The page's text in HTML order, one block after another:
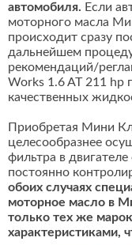
автомобиля. Если
моторного масла
происходит сразу
дальнейшем
рекомендаций/
Works 1.6 AT 211 hp
качественных
Приобретая Мини
целесообразнее
фильтра в
постоянно
обоих случаях
моторное масло в
только тех же
характеристиками,